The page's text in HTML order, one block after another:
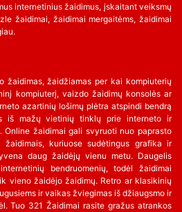
internetinius žaidimus, įskaitant veiksmų
žaidimai, žaidimai mergaitėms, žaidimai
žaidimas, žaidžiamas per kai kompiuterių
kompiuterį, vaizdo žaidimų konsolės ar
azartinių lošimų plėtra atspindi bendrą
iš mažų vietinių tinklų prie interneto ir
Online žaidimai gali svyruoti nuo paprasto
kuriuose sudėtingus grafika ir
daug žaidėjų vienu metu. Daugelis
bendruomenių, todėl žaidimai
vieno žaidėjo žaidimų. Retro ar klasikinių
ir vaikas žviegimas iš džiaugsmo ir
Tuo 321 Žaidimai rasite gražus atrankos